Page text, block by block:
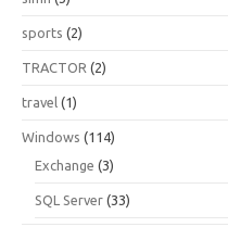
sports (2)
TRACTOR (2)
travel (1)
Windows (114)
Exchange (3)
SQL Server (33)